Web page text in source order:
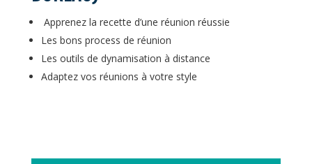
Apprenez la recette d’une réunion réussie
Les bons process de réunion
Les outils de dynamisation à distance
Adaptez vos réunions à votre style